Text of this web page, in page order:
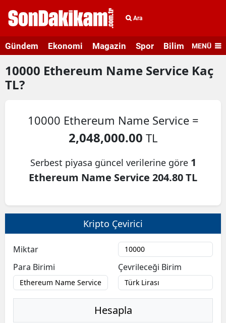
Ara
Gündem Ekonomi Magazin Spor Bilim veMENÜ
10000 Ethereum Name Service Kaç
TL?
10000 Ethereum Name Service =
2,048,000.00 TL
Serbest piyasa güncel verilerine göre 1
Ethereum Name Service 204.80 TL
Kripto Çevirici
Miktar
Para Birimi
Çevrileceği Birim
Hesapla